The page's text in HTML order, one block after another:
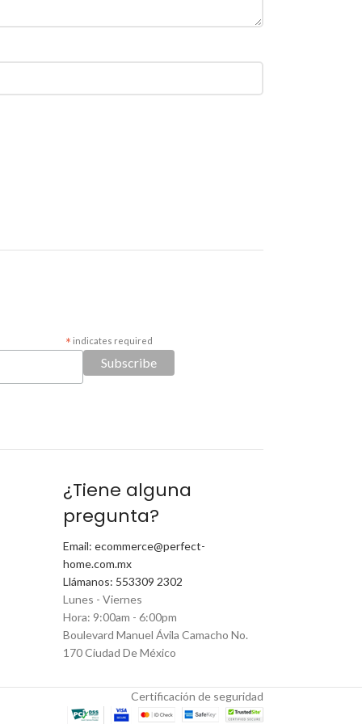
* indicates required
¿Tiene alguna
pregunta?
Email: ecommerce@perfect-
home.com.mx
Llámanos: 553309 2302
Lunes - Viernes
Hora: 9:00am - 6:00pm
Boulevard Manuel Ávila Camacho No.
170 Ciudad De México
Certificación de seguridad